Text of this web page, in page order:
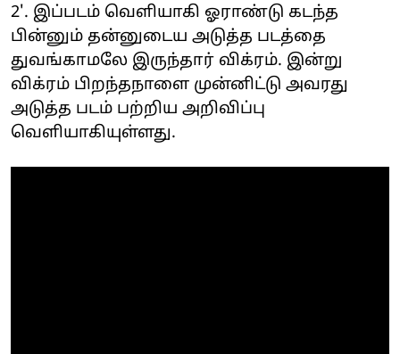
2'. இப்படம் வெளியாகி ஓராண்டு கடந்த
பின்னும் தன்னுடைய அடுத்த படத்தை
துவங்காமலே இருந்தார் விக்ரம். இன்று
விக்ரம் பிறந்தநாளை முன்னிட்டு அவரது
அடுத்த படம் பற்றிய அறிவிப்பு
வெளியாகியுள்ளது.